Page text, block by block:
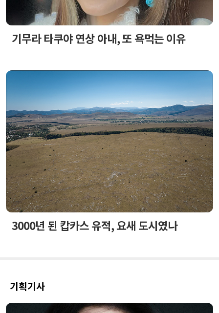
기무라 타쿠야 연상 아내, 또 욕먹는 이유
3000년 된 캅카스 유적, 요새 도시였나
기획기사